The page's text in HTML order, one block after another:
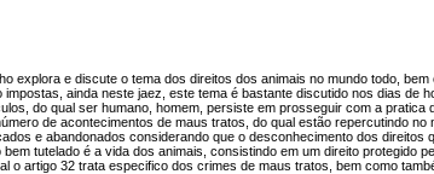
explora e discute o tema dos direitos dos animais no mundo todo,
impostas, ainda neste jaez, este tema é bastante discutido nos dias de
do qual ser humano, homem, persiste em prosseguir com a
de acontecimentos de maus tratos, do qual estão repercutindo
e abandonados considerando que o desconhecimento dos direitos
tutelado é a vida dos animais, consistindo em um direito protegido
o artigo 32 trata especifico dos crimes de maus tratos, bem como